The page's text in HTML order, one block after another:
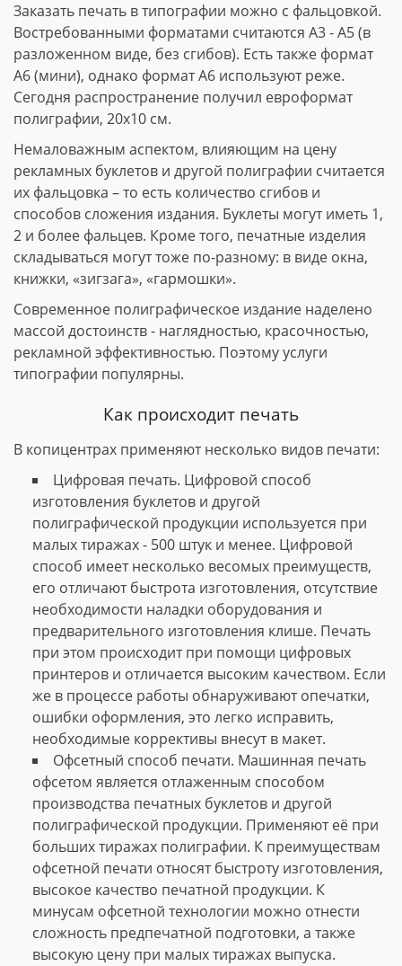
Заказать печать в типографии можно с фальцовкой.
Востребованными форматами считаются А3 - А5 (в
разложенном виде, без сгибов). Есть также формат
А6 (мини), однако формат А6 используют реже.
Сегодня распространение получил евроформат
полиграфии, 20х10 см.
Немаловажным аспектом, влияющим на цену
рекламных буклетов и другой полиграфии считается
их фальцовка – то есть количество сгибов и
способов сложения издания. Буклеты могут иметь 1,
2 и более фальцев. Кроме того, печатные изделия
складываться могут тоже по-разному: в виде окна,
книжки, «зигзага», «гармошки».
Современное полиграфическое издание наделено
массой достоинств - наглядностью, красочностью,
рекламной эффективностью. Поэтому услуги
типографии популярны.
Как происходит печать
В копицентрах применяют несколько видов печати:
Цифровая печать. Цифровой способ
изготовления буклетов и другой
полиграфической продукции используется при
малых тиражах - 500 штук и менее. Цифровой
способ имеет несколько весомых преимуществ,
его отличают быстрота изготовления, отсутствие
необходимости наладки оборудования и
предварительного изготовления клише. Печать
при этом происходит при помощи цифровых
принтеров и отличается высоким качеством. Если
же в процессе работы обнаруживают опечатки,
ошибки оформления, это легко исправить,
необходимые коррективы внесут в макет.
Офсетный способ печати. Машинная печать
офсетом является отлаженным способом
производства печатных буклетов и другой
полиграфической продукции. Применяют её при
больших тиражах полиграфии. К преимуществам
офсетной печати относят быстроту изготовления,
высокое качество печатной продукции. К
минусам офсетной технологии можно отнести
сложность предпечатной подготовки, а также
высокую цену при малых тиражах выпуска.